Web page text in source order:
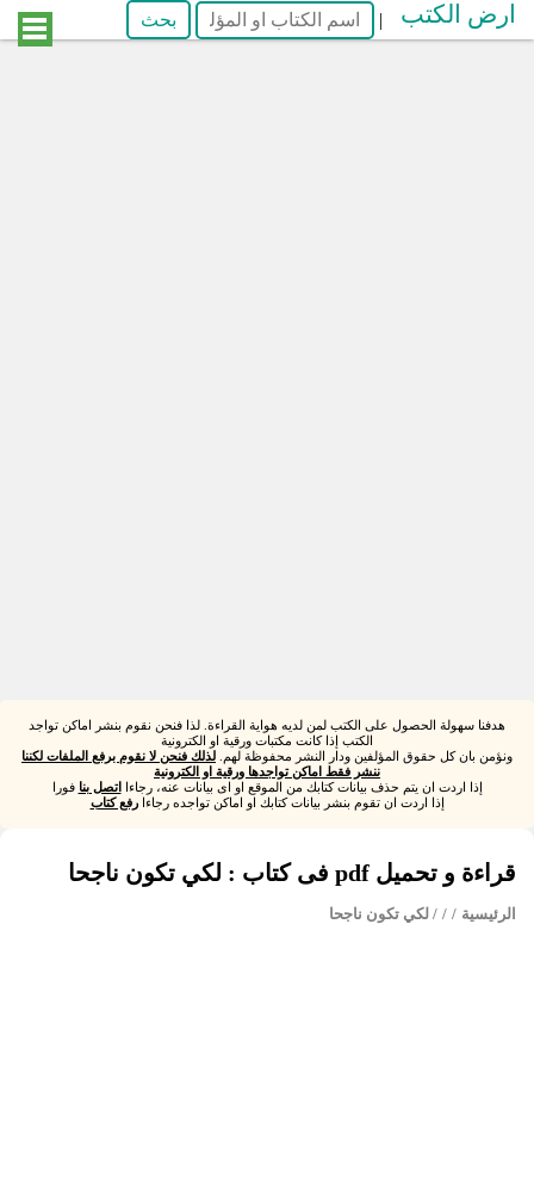
ارض الكتب |
هدفنا سهولة الحصول على الكتب لمن لديه هواية القراءة. لذا فنحن نقوم بنشر اماكن تواجد
الكتب إذا كانت مكتبات ورقية او الكترونية
ونؤمن بان كل حقوق المؤلفين ودار النشر محفوظة لهم. لذلك فنحن لا نقوم برفع الملفات لكننا
ننشر فقط اماكن تواجدها ورقية او الكترونية
إذا اردت ان يتم حذف بيانات كتابك من الموقع او اى بيانات عنه، رجاءااتصل بنا فورا
إذا اردت ان تقوم بنشر بيانات كتابك او اماكن تواجده رجاءارفع كتاب
قراءة و تحميل pdf فى كتاب : لكي تكون ناجحا
الرئيسية /
/ / لكي تكون ناجحا